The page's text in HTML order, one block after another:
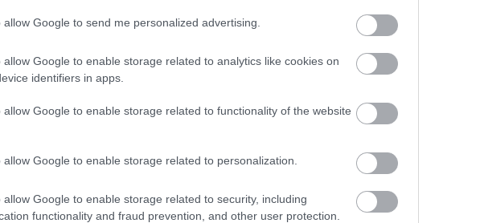
allow Google to send me personalized advertising.
allow Google to enable storage related to analytics like cookies on
identifiers in apps.
allow Google to enable storage related to functionality of the website
allow Google to enable storage related to personalization.
allow Google to enable storage related to security, including
functionality and fraud prevention, and other user protection.
Elolvasom
az elsők között legyen a Google-
Link másolása Email küldés
#ÁTIGAZOLÁSOK #FERENCVÁROS
#FTC